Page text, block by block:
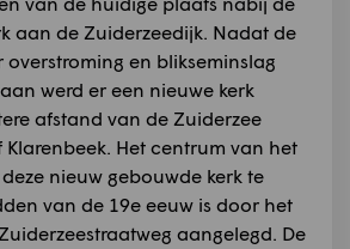
aan de Zuiderzeedijk. Nadat de
overstroming en blikseminslag
werd er een nieuwe kerk
afstand van de Zuiderzee
Klarenbeek. Het centrum van het
nieuw gebouwde kerk te
van de 19e eeuw is door het
aangelegd. De